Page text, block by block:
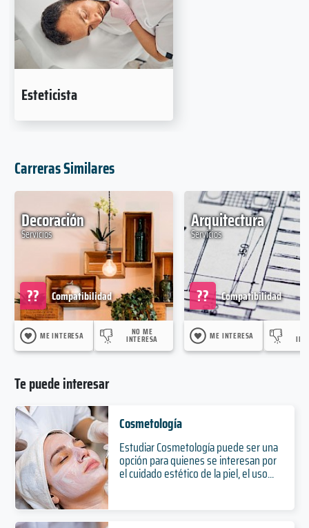
Esteticista
Carreras Similares
Decoración
Servicios
Compatibilidad
??
ME INTERESA NO ME
INTERESA
Arquitectura
Servicios
Compatibilidad
??
ME INTERESA
Te puede interesar
Cosmetología
Estudiar Cosmetología puede ser una
opción para quienes se interesan por
el cuidado estético de la piel, el uso...